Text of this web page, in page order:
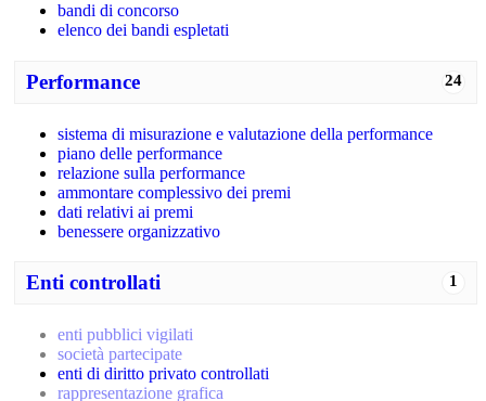
bandi di concorso
elenco dei bandi espletati
24
Performance
sistema di misurazione e valutazione della performance
piano delle performance
relazione sulla performance
ammontare complessivo dei premi
dati relativi ai premi
benessere organizzativo
1
Enti controllati
enti pubblici vigilati
società partecipate
enti di diritto privato controllati
rappresentazione grafica